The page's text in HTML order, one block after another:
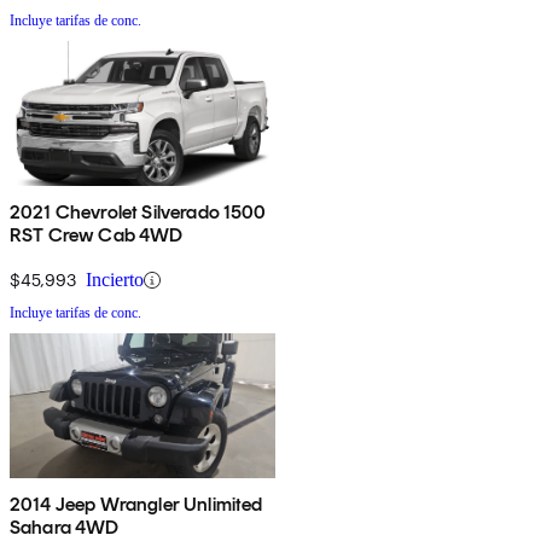
Incluye tarifas de conc.
2021 Chevrolet Silverado 1500
RST Crew Cab 4WD
$45,993 Incierto
Incluye tarifas de conc.
2014 Jeep Wrangler Unlimited
Sahara 4WD